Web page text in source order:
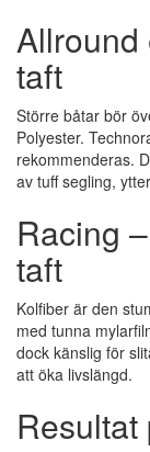
Allround
taft
Större båtar bör
Polyester.
rekommenderas.
av tuff segling,
Racing
taft
Kolfiber är den
med tunna
dock känslig för
att öka livslängd.